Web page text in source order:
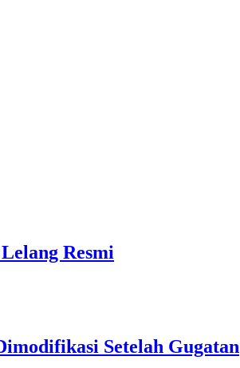
Resmi
Setelah Gugatan